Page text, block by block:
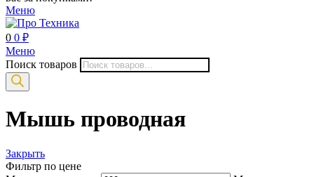
Меню
0 0 ₽
Меню
Поиск товаров
Мышь проводная
Закрыть
Фильтр по цене